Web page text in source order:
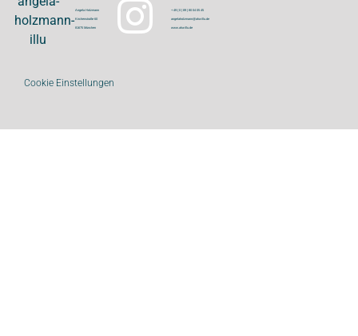
Angela Holzmann
Kirchenstraße 60
81675 München
+ 49 ( 0 ) 89 | 80 04 05 45
angelaholzmann@aha-illu.de
www.aha-illu.de
Cookie Einstellungen